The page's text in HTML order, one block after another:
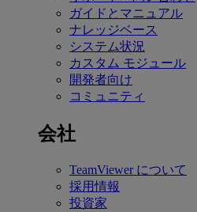
ガイドとマニュアル
ナレッジベース
システム状況
カスタム モジュール
開発者向け
コミュニティ
会社
TeamViewer について
採用情報
投資家